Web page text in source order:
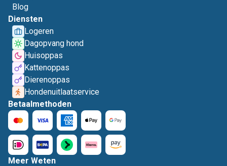
Blog
Diensten
Logeren
Dagopvang hond
Huisoppas
Kattenoppas
Dierenoppas
Hondenuitlaatservice
Betaalmethoden
Meer Weten